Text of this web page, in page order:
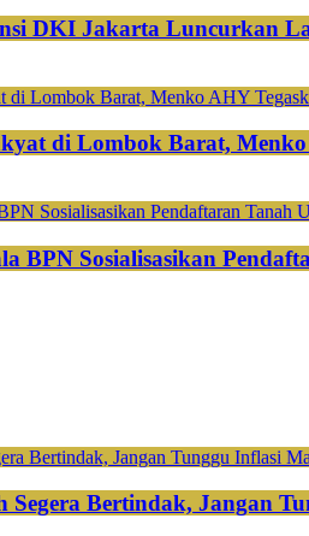
DKI Jakarta Luncurkan
di Lombok Barat,
BPN Sosialisasikan
Segera Bertindak, Jangan